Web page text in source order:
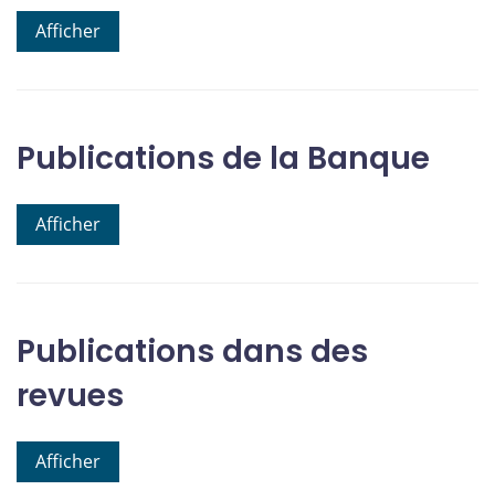
Afficher
Publications de la Banque
Afficher
Publications dans des
revues
Afficher